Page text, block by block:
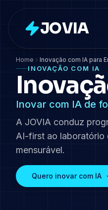
JOVIA
Home Inovação com IA para
INOVAÇÃO COM IA
Inovar com IA de
A JOVIA conduz
AI-first ao laboratório
mensurável.
Quero inovar com IA